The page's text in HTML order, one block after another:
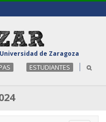
Universidad de Zaragoza
ESTUDIANTES